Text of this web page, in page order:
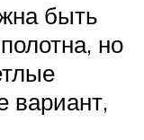
быть
но
вариант,